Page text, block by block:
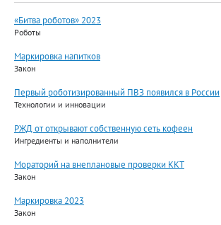
«Битва роботов» 2023
Роботы
Маркировка напитков
Закон
Первый роботизированный ПВЗ появился в России
Технологии и инновации
РЖД от открывают собственную сеть кофеен
Ингредиенты и наполнители
Мораторий на внеплановые проверки ККТ
Закон
Маркировка 2023
Закон